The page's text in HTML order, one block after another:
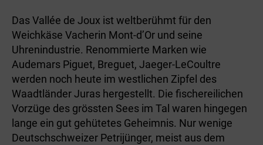
Das Vallée de Joux ist weltberühmt für den
Weichkäse Vacherin Mont-d’Or und seine
Uhrenindustrie. Renommierte Marken wie
Audemars Piguet, Breguet, Jaeger-LeCoultre
werden noch heute im westlichen Zipfel des
Waadtländer Juras hergestellt. Die fischereilichen
Vorzüge des grössten Sees im Tal waren hingegen
lange ein gut gehütetes Geheimnis. Nur wenige
Deutschschweizer Petrijünger, meist aus dem